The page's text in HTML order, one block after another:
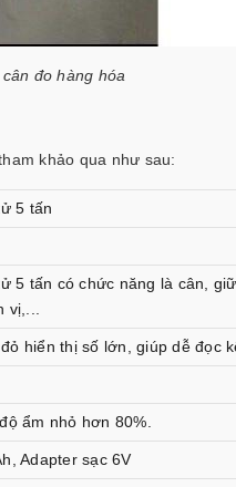
đo hàng hóa
khảo qua như sau:
5 tấn
5 tấn có chức năng là cân,
hiển thị số lớn, giúp dễ đọc
ẩm nhỏ hơn 80%.
Adapter sạc 6V